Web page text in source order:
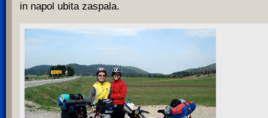
in napol ubita zaspala.